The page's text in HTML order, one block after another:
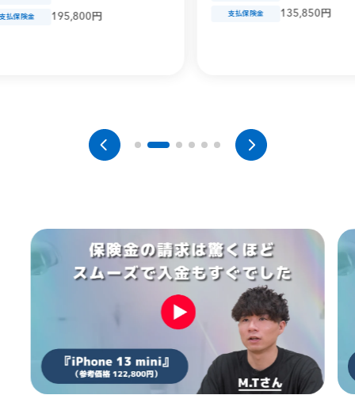
円 135,850円